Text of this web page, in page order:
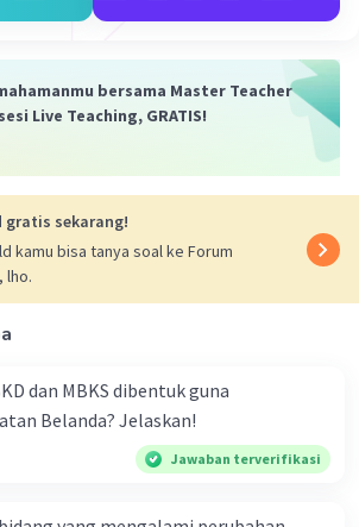
11 Maret yang dikeluarkan oleh presiden
·0.0(0) Balas
bersama Master Teacher
Live Teaching, GRATIS!
gratis sekarang!
kamu bisa tanya soal ke Forum
lho.
dan MBKS dibentuk guna
Belanda? Jelaskan!
Jawaban terverifikasi